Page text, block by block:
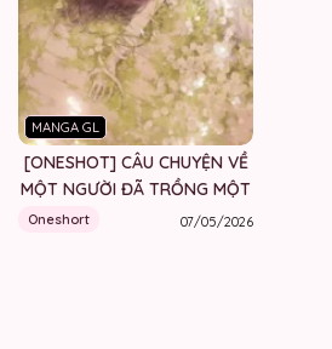
MANGA GL
[ONESHOT] CÂU CHUYỆN VỀ
MỘT NGƯỜI ĐÃ TRỒNG MỘT
Oneshort 07/05/2026